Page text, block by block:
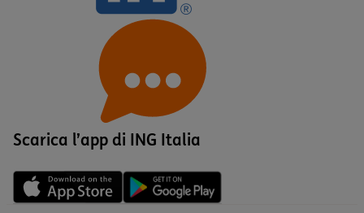
Scarica l’app di ING Italia